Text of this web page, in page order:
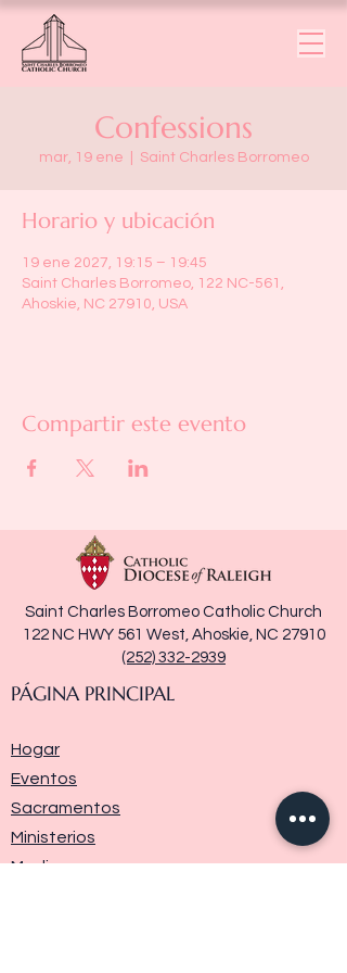
Confessions
mar, 19 ene Saint Charles Borromeo
Horario y ubicación
19 ene 2027, 19:15 – 19:45
Saint Charles Borromeo, 122 NC-561,
Ahoskie, NC 27910, USA
Compartir este evento
Saint Charles Borromeo Catholic Church
122 NC HWY 561 West, Ahoskie, NC 27910
(252) 332-2939
PÁGINA PRINCIPAL
Hogar
Eventos
Sacramentos
Ministerios
Media